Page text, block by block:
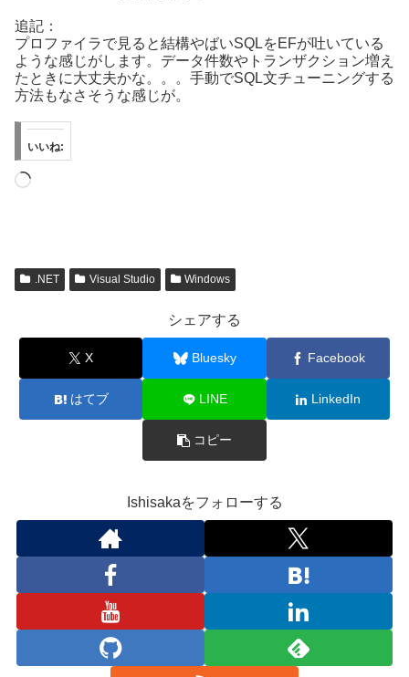
追記：
プロファイラで見ると結構やばいSQLをEFが吐いている
ような感じがします。データ件数やトランザクション増え
たときに大丈夫かな。。。手動でSQL文チューニングする
方法もなさそうな感じが。
いいね:
読
.NET Visual Studio Windows
シェアする
X Bluesky Facebook
はてブ LINE LinkedIn
コピー
Ishisakaをフォローする